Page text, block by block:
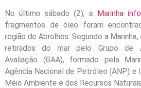
No último sábado (2), a Marinha
fragmentos de óleo foram
região de Abrolhos. Segundo a
retirados do mar pelo Grupo de
Avaliação (GAA), formado pela
Agência Nacional de Petróleo (ANP) e
Meio Ambiente e dos Recursos